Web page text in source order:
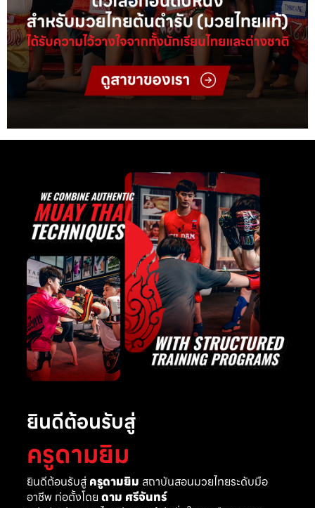
ยินดีต้อนรับสู่
ครูดามยิม
ยินดีต้อนรับสู่ ครูดามยิม สถาบันสอนมวยไทยระดับมือ
อาชีพ ก่อตั้งโดย ดาม ศรีจันทร์